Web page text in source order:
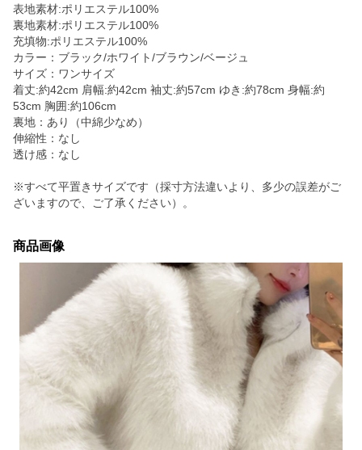
表地素材:ポリエステル100%
裏地素材:ポリエステル100%
充填物:ポリエステル100%
カラー：ブラック/ホワイト/ブラウン/ベージュ
サイズ：ワンサイズ
着丈:約42cm 肩幅:約42cm 袖丈:約57cm ゆき:約78cm 身幅:約
53cm 胸囲:約106cm
裏地：あり（中綿少なめ）
伸縮性：なし
透け感：なし
※すべて平置きサイズです（採寸方法違いより、多少の誤差がご
ざいますので、ご了承ください）。
商品画像